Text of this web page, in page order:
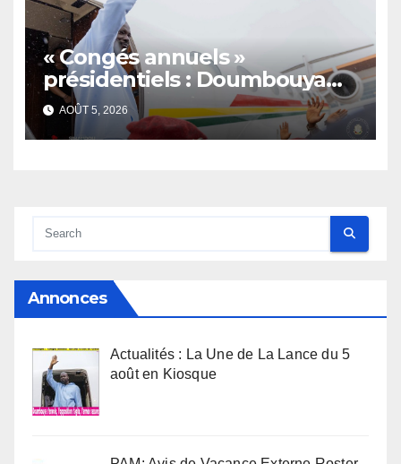
« Congés annuels »
présidentiels : Doumbouya
s’envole, l’opposition s’agite,
l’armée rassure
AOÛT 5, 2026
Annonces
Actualités : La Une de La Lance du 5
août en Kiosque